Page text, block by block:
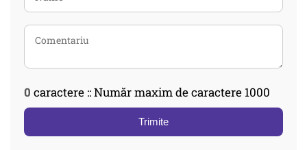
0 caractere :: Număr maxim de caractere 1000
Trimite